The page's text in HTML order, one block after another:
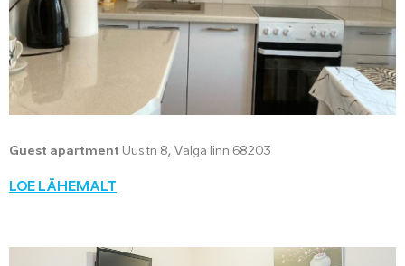
Guest apartment Uus tn 8, Valga linn 68203
LOE LÄHEMALT